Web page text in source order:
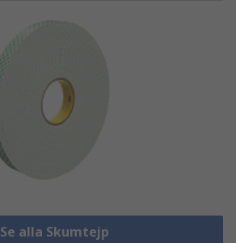
Se alla Skumtejp